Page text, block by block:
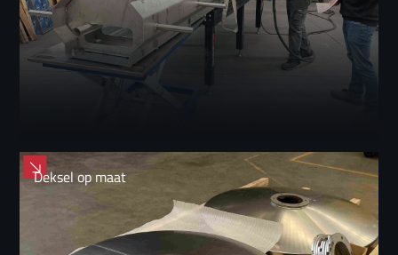
Deksel op maat